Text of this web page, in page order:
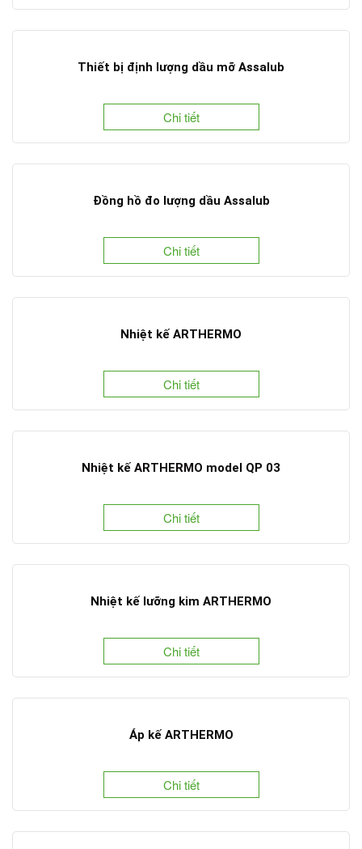
Thiết bị định lượng dầu mỡ Assalub
Chi tiết
Đồng hồ đo lượng dầu Assalub
Chi tiết
Nhiệt kế ARTHERMO
Chi tiết
Nhiệt kế ARTHERMO model QP 03
Chi tiết
Nhiệt kế lưỡng kim ARTHERMO
Chi tiết
Áp kế ARTHERMO
Chi tiết